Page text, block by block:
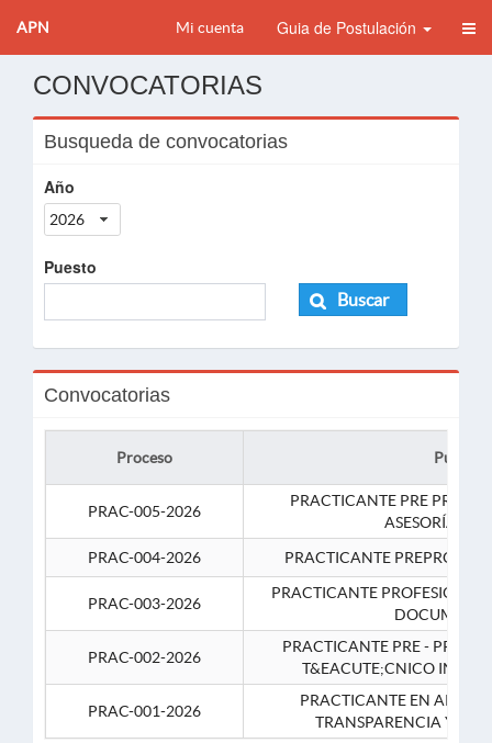
APN Mi cuenta Guia de Postulación
CONVOCATORIAS
Busqueda de convocatorias
Año
2026
Puesto
Buscar
Convocatorias
Proceso Puesto
PRAC-005-2026
PRACTICANTE PRE
ASESORÍA
PRAC-004-2026
PRACTICANTE
PRAC-003-2026
PRACTICANTE
PRAC-002-2026
PRACTICANTE PRE -
T&EACUTE;CNICO
PRAC-001-2026
PRACTICANTE EN APOYO
TRANSPARENCIA Y